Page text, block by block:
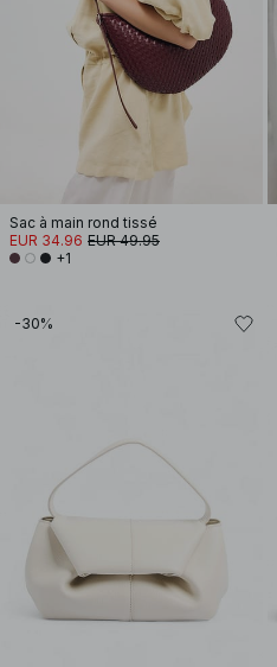
Sac à main rond tissé
EUR 34.96 EUR 49.95
+1
-30%